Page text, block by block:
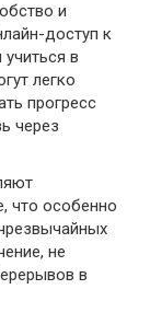
и
доступ к
в
легко
прогресс
через
что особенно
не
в